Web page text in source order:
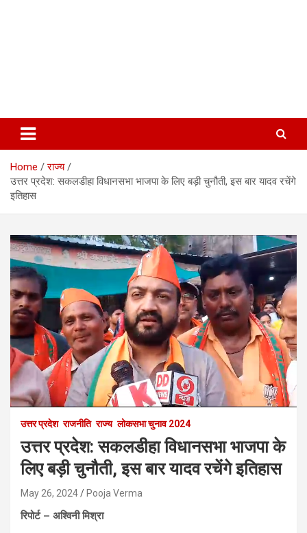
Home
राज्य
उत्तर प्रदेश: सकलडीहा विधानसभा भाजपा के लिए बड़ी चुनौती, इस बार यादव रचेंगे
इतिहास
उत्तर प्रदेश राजनीति राज्य लोकसभा चुनाव 2024
उत्तर प्रदेश: सकलडीहा विधानसभा भाजपा के
लिए बड़ी चुनौती, इस बार यादव रचेंगे इतिहास
May 26, 2024 Pooja Verma
रिपोर्ट – अश्विनी मिश्रा